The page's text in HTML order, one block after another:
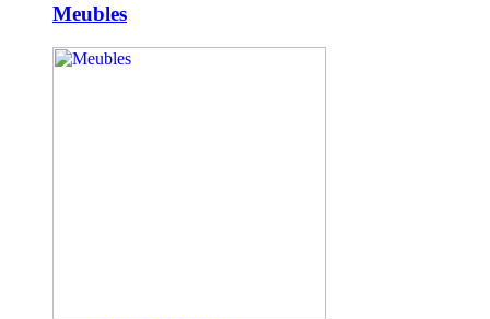
Meubles